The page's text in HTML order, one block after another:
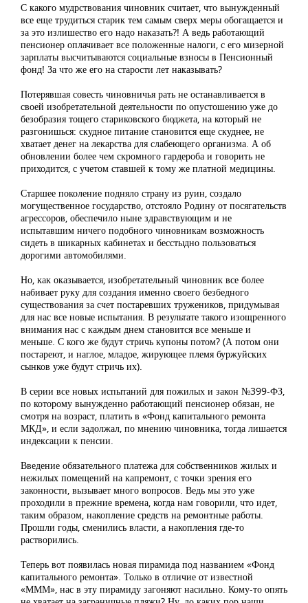
С какого мудрствования чиновник считает, что вынужденный
все еще трудиться старик тем самым сверх меры обогащается и
за это излишество его надо наказать?! А ведь работающий
пенсионер оплачивает все положенные налоги, с его мизерной
зарплаты высчитываются социальные взносы в Пенсионный
фонд! За что же его на старости лет наказывать?
Потерявшая совесть чиновничья рать не останавливается в
своей изобретательной деятельности по опустошению уже до
безобразия тощего стариковского бюджета, на который не
разгонишься: скудное питание становится еще скуднее, не
хватает денег на лекарства для слабеющего организма. А об
обновлении более чем скромного гардероба и говорить не
приходится, с учетом ставшей к тому же платной медицины.
Старшее поколение подняло страну из руин, создало
могущественное государство, отстояло Родину от посягательств
агрессоров, обеспечило ныне здравствующим и не
испытавшим ничего подобного чиновникам возможность
сидеть в шикарных кабинетах и бесстыдно пользоваться
дорогими автомобилями.
Но, как оказывается, изобретательный чиновник все более
набивает руку для создания именно своего безбедного
существования за счет постаревших тружеников, придумывая
для нас все новые испытания. В результате такого изощренного
внимания нас с каждым днем становится все меньше и
меньше. С кого же будут стричь купоны потом? (А потом они
постареют, и наглое, младое, жирующее племя буржуйских
сынков уже будут стричь их).
В серии все новых испытаний для пожилых и закон №399-ФЗ,
по которому вынужденно работающий пенсионер обязан, не
смотря на возраст, платить в «Фонд капитального ремонта
МКД», и если задолжал, по мнению чиновника, тогда лишается
индексации к пенсии.
Введение обязательного платежа для собственников жилых и
нежилых помещений на капремонт, с точки зрения его
законности, вызывает много вопросов. Ведь мы это уже
проходили в прежние времена, когда нам говорили, что идет,
таким образом, накопление средств на ремонтные работы.
Прошли годы, сменились власти, а накопления где-то
растворились.
Теперь вот появилась новая пирамида под названием «Фонд
капитального ремонта». Только в отличие от известной
«МММ», нас в эту пирамиду загоняют насильно. Кому-то опять